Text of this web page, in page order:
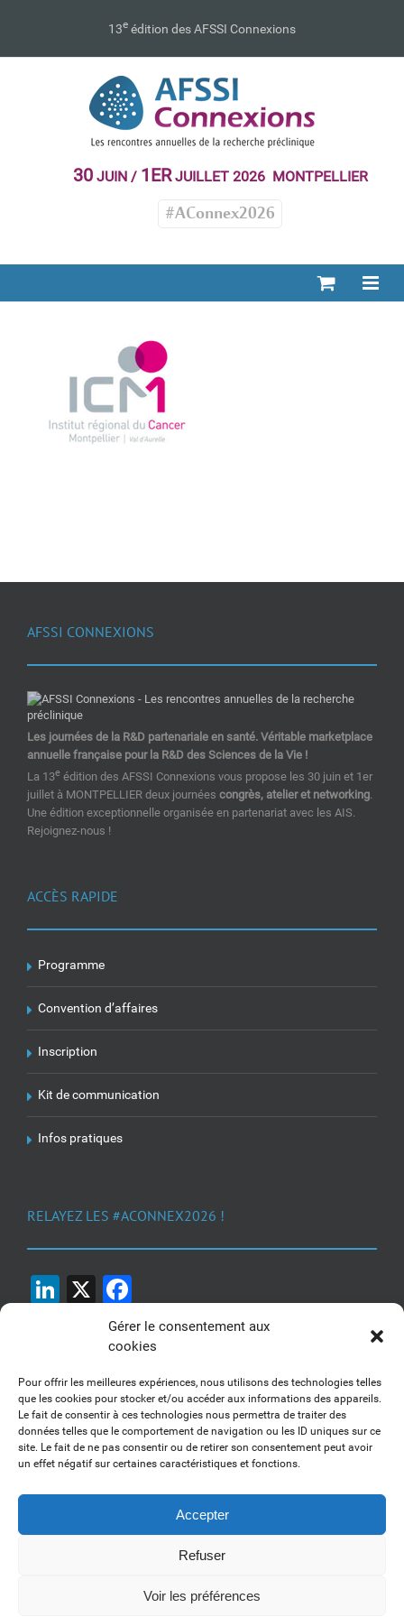
Gérer le consentement aux
cookies
Pour offrir les meilleures expériences, nous utilisons des technologies telles
que les cookies pour stocker et/ou accéder aux informations des appareils.
Le fait de consentir à ces technologies nous permettra de traiter des
données telles que le comportement de navigation ou les ID uniques sur ce
site. Le fait de ne pas consentir ou de retirer son consentement peut avoir
un effet négatif sur certaines caractéristiques et fonctions.
Accepter
Refuser
Voir les préférences
13e édition des AFSSI Connexions
30JUIN / 1ERJUILLET 2026 MONTPELLIER
#AConnex2026
AFSSI CONNEXIONS
Les journées de la R&D partenariale en santé. Véritable marketplace
annuelle française pour la R&D des Sciences de la Vie !
La 13e édition des AFSSI Connexions vous propose les 30 juin et 1er
juillet à MONTPELLIER deux journées congrès, atelier et networking.
Une édition exceptionnelle organisée en partenariat avec les AIS.
Rejoignez-nous !
ACCÈS RAPIDE
Programme
Convention d’affaires
Inscription
Kit de communication
Infos pratiques
RELAYEZ LES #ACONNEX2026 !
LinkedIn
X
1, 2, 3... Buzzez !
Découvrez nos kits communication